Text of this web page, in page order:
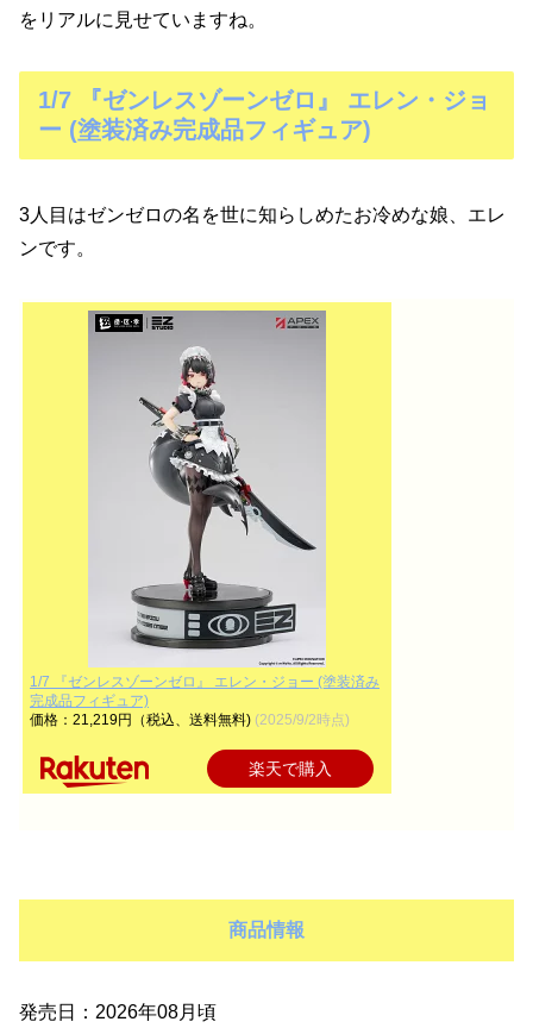
をリアルに見せていますね。
1/7 『ゼンレスゾーンゼロ』 エレン・ジョ
ー (塗装済み完成品フィギュア)
3人目はゼンゼロの名を世に知らしめたお冷めな娘、エレ
ンです。
1/7 『ゼンレスゾーンゼロ』 エレン・ジョー (塗装済み
完成品フィギュア)
価格：21,219円（税込、送料無料) (2025/9/2時点)
楽天で購入
商品情報
発売日：2026年08月頃